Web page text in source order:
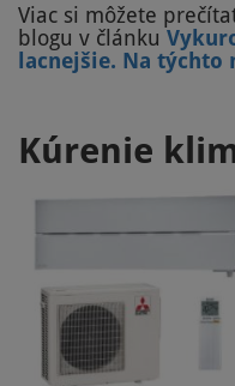
Viac si môžete
blogu v článku
lacnejšie. Na
Kúrenie